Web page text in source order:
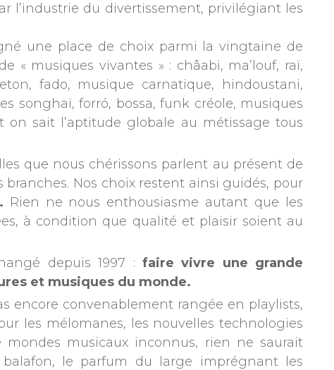
l’industrie du divertissement, privilégiant les
une place de choix parmi la vingtaine de
musiques vivantes » : châabi, ma’louf, raï,
fado, musique carnatique, hindoustani,
songhaï, forró, bossa, funk créole, musiques
sait l’aptitude globale au métissage tous
que nous chérissons parlent au présent de
branches. Nos choix restent ainsi guidés, pour
Rien ne nous enthousiasme autant que les
à condition que qualité et plaisir soient au
depuis 1997 : faire vivre une grande
et musiques du monde.
encore convenablement rangée en playlists,
les mélomanes, les nouvelles technologies
mondes musicaux inconnus, rien ne saurait
balafon, le parfum du large imprégnant les